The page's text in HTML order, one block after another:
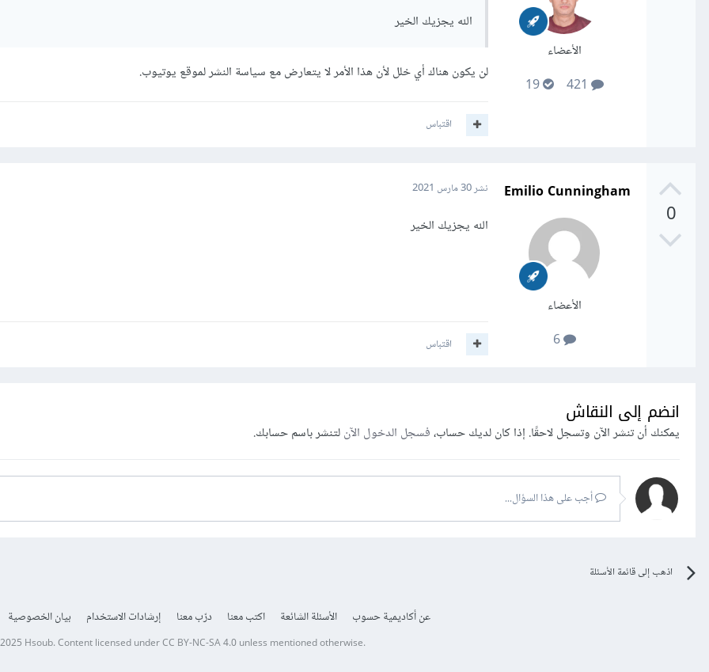
الأعضاء
19
الله يجزيك الخير
لن يكون هناك أي خلل لأن هذا الأمر لا يتعارض مع سياسة النشر لموقع يوتيوب.
اقتباس
0
Emilio Cunningham
الأعضاء
6
نشر30 مارس 2021
الله يجزيك الخير
اقتباس
انضم إلى النقاش
يمكنك أن تنشر الآن وتسجل لاحقًا. إذا كان لديك حساب،فسجل الدخول الآنلتنشر باسم حسابك.
أجب على هذا السؤال...
اذهب إلى قائمة الأسئلة
عن أكاديمية حسوب الأسئلة الشائعة اكتب معنا درّب معنا إرشادات الاستخدام بيان الخصوصية
Hsoub.Content licensed underCC BY-NC-SA 4.0unless mentioned otherwise.